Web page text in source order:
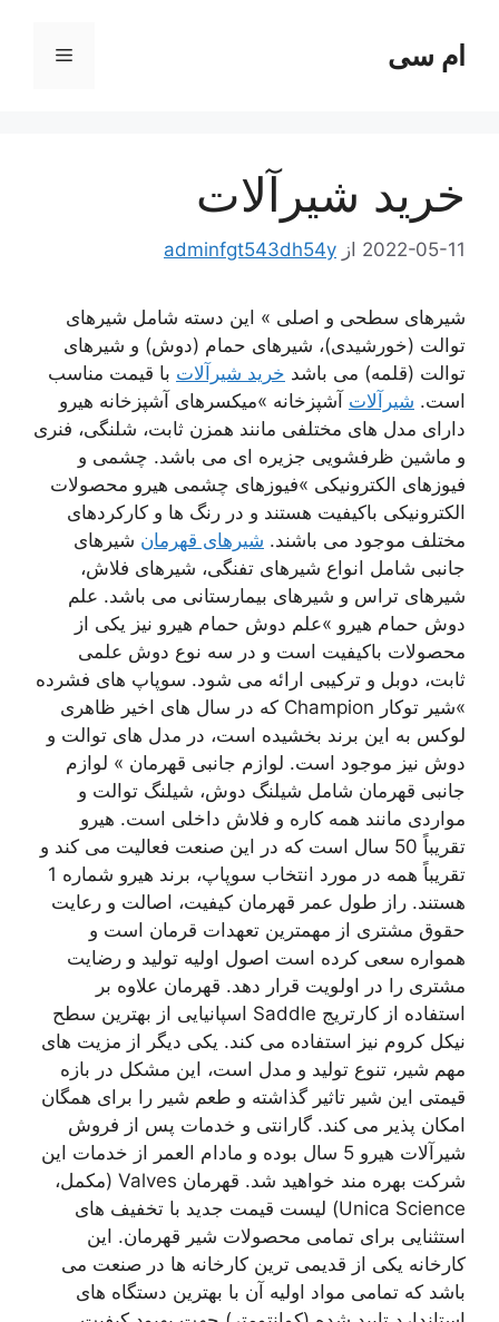
محتواام سی فهرست
خرید شیرآلات
2022-05-11 از adminfgt543dh54y
شیرهای سطحی و اصلی » این دسته شامل شیرهای
توالت (خورشیدی)، شیرهای حمام (دوش) و شیرهای
توالت (قلمه) می باشد خرید شیرآلات با قیمت مناسب
است. شیرآلات آشپزخانه »میکسرهای آشپزخانه هیرو
دارای مدل های مختلفی مانند همزن ثابت، شلنگی، فنری
و ماشین ظرفشویی جزیره ای می باشد. چشمی و
فیوزهای الکترونیکی »فیوزهای چشمی هیرو محصولات
الکترونیکی باکیفیت هستند و در رنگ ها و کارکردهای
مختلف موجود می باشند. شیرهای قهرمان شیرهای
جانبی شامل انواع شیرهای تفنگی، شیرهای فلاش،
شیرهای تراس و شیرهای بیمارستانی می باشد. علم
دوش حمام هیرو »علم دوش حمام هیرو نیز یکی از
محصولات باکیفیت است و در سه نوع دوش علمی
ثابت، دوبل و ترکیبی ارائه می شود. سوپاپ های فشرده
»شیر توکار Champion که در سال های اخیر ظاهری
لوکس به این برند بخشیده است، در مدل های توالت و
دوش نیز موجود است. لوازم جانبی قهرمان » لوازم
جانبی قهرمان شامل شیلنگ دوش، شیلنگ توالت و
مواردی مانند همه کاره و فلاش داخلی است. هیرو
تقریباً 50 سال است که در این صنعت فعالیت می کند و
تقریباً همه در مورد انتخاب سوپاپ، برند هیرو شماره 1
هستند. راز طول عمر قهرمان کیفیت، اصالت و رعایت
حقوق مشتری از مهمترین تعهدات قرمان است و
همواره سعی کرده است اصول اولیه تولید و رضایت
مشتری را در اولویت قرار دهد. قهرمان علاوه بر
استفاده از کارتریج Saddle اسپانیایی از بهترین سطح
نیکل کروم نیز استفاده می کند. یکی دیگر از مزیت های
مهم شیر، تنوع تولید و مدل است، این مشکل در بازه
قیمتی این شیر تاثیر گذاشته و طعم شیر را برای همگان
امکان پذیر می کند. گارانتی و خدمات پس از فروش
شیرآلات هیرو 5 سال بوده و مادام العمر از خدمات این
شرکت بهره مند خواهید شد. قهرمان Valves (مکمل،
Unica Science) لیست قیمت جدید با تخفیف های
استثنایی برای تمامی محصولات شیر قهرمان. این
کارخانه یکی از قدیمی ترین کارخانه ها در صنعت می
باشد که تمامی مواد اولیه آن با بهترین دستگاه های